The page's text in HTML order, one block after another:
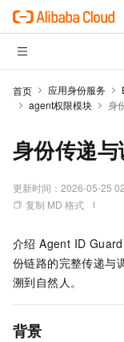
首页 应用身份服务
agent权限模块
身
身份传递
更新时间： 2026-05-25
复制 MD 格式
介绍 Agent ID
份链路的完整传递与
溯到自然人。
背景